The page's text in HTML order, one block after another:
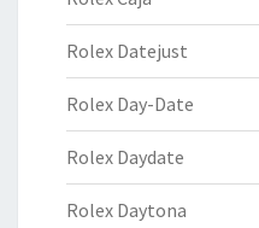
Rolex Datejust
Rolex Day-Date
Rolex Daydate
Rolex Daytona